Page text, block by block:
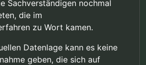
Sachverständigen nochmal
die im
zu Wort kamen.
Datenlage kann es keine
geben, die sich auf